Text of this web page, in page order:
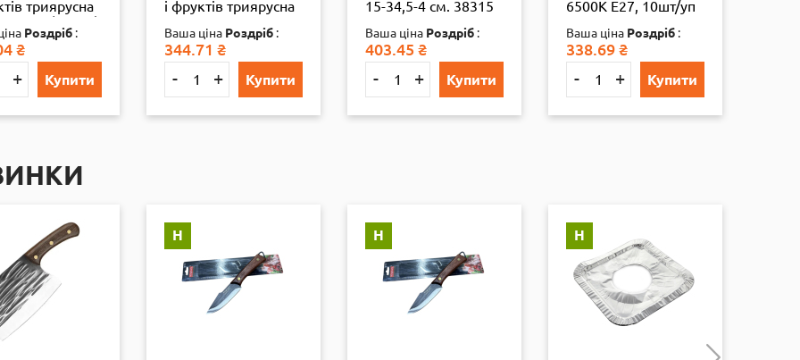
триярусна
см (13286)
Роздріб :
₴
+ Купити
і фруктів триярусна
(35892)
Ваша ціна Роздріб :
344.71 ₴
- + Купити
15-34,5-4 см. 38315
Ваша ціна Роздріб :
403.45 ₴
- + Купити
6500K E27, 10шт/уп
Ваша ціна Роздріб :
338.69 ₴
- + Купити
Н Н Н